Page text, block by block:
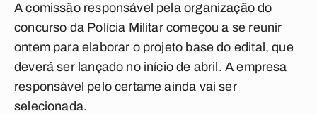
A comissão responsável pela organização do
concurso da Polícia Militar começou a se reunir
ontem para elaborar o projeto base do edital, que
deverá ser lançado no início de abril. A empresa
responsável pelo certame ainda vai ser
selecionada.